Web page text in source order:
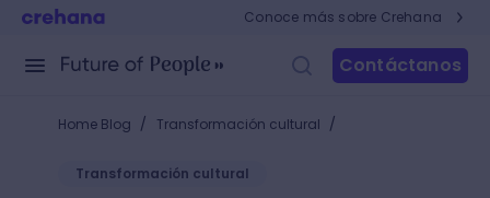
Conoce más sobre Crehana
Contáctanos
Home Blog / Transformación cultural /
Transformación cultural